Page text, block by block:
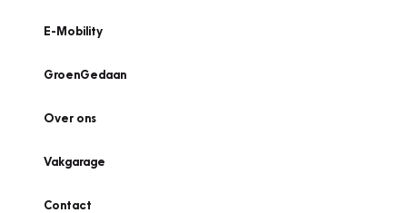
E-Mobility
GroenGedaan
Over ons
Vakgarage
Contact